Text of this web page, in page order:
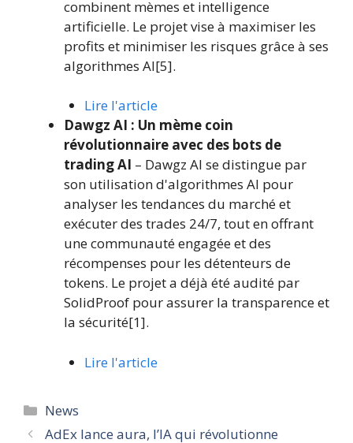
combinent mèmes et intelligence
artificielle. Le projet vise à maximiser les
profits et minimiser les risques grâce à ses
algorithmes AI[5].
Lire l'article
Dawgz AI : Un mème coin
révolutionnaire avec des bots de
trading AI – Dawgz AI se distingue par
son utilisation d'algorithmes AI pour
analyser les tendances du marché et
exécuter des trades 24/7, tout en offrant
une communauté engagée et des
récompenses pour les détenteurs de
tokens. Le projet a déjà été audité par
SolidProof pour assurer la transparence et
la sécurité[1].
Lire l'article
Catégories
News
AdEx lance aura, l’IA qui révolutionne